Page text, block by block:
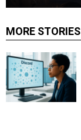
MORE STORIES